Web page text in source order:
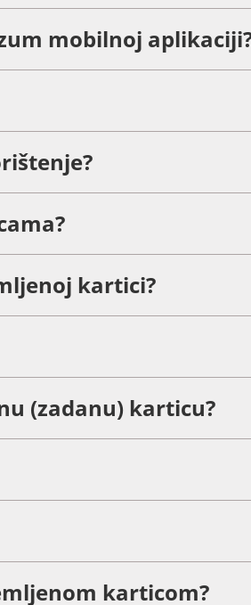
mobilnoj
kartici?
(zadanu) karticu?
karticom?